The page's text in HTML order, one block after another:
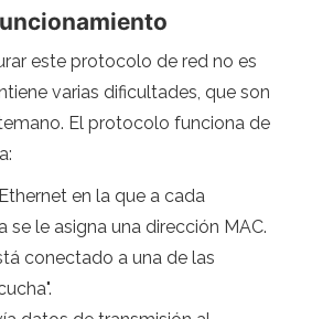
este protocolo de red no es
varias dificultades, que son
El protocolo funciona de
en la que a cada
se le asigna una dirección MAC.
conectado a una de las